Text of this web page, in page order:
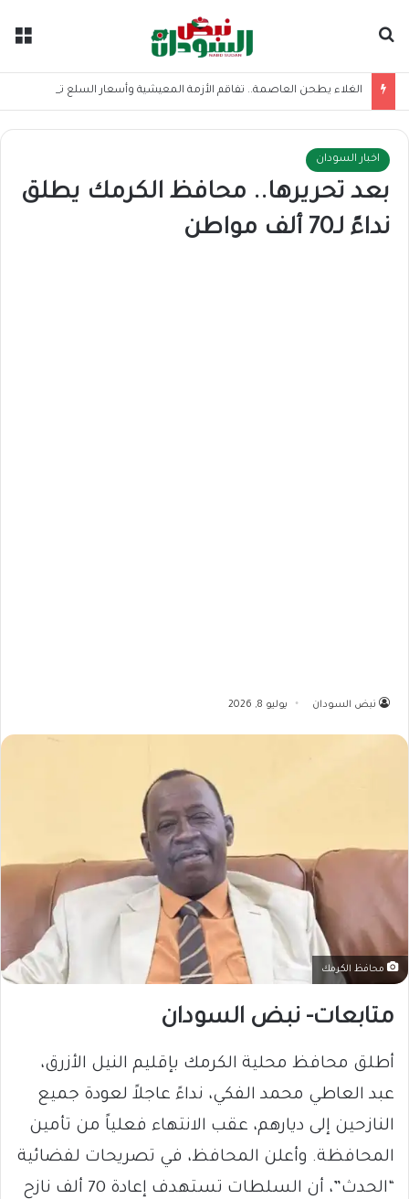
اخبار السودان
بعد تحريرها.. ​محافظ الكرمك يطلق
نداءً لـ70 ألف مواطن
نبض السودان يوليو 8, 2026
محافظ الكرمك
متابعات- نبض السودان
​أطلق محافظ محلية الكرمك بإقليم النيل الأزرق،
عبد العاطي محمد الفكي، نداءً عاجلاً لعودة جميع
النازحين إلى ديارهم، عقب الانتهاء فعلياً من تأمين
المحافظة. وأعلن المحافظ، في تصريحات لفضائية
“الحدث”، أن السلطات تستهدف إعادة 70 ألف نازح